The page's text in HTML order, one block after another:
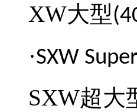
XW大型
·SXW
SXW超大